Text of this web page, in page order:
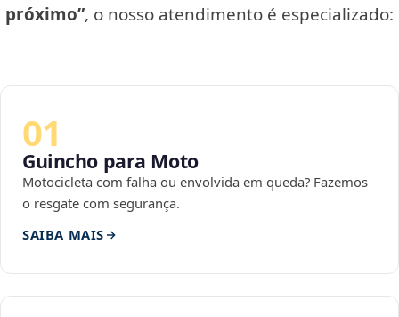
próximo”, o nosso atendimento é especializado:
01
Guincho para Moto
Motocicleta com falha ou envolvida em queda? Fazemos
o resgate com segurança.
SAIBA MAIS